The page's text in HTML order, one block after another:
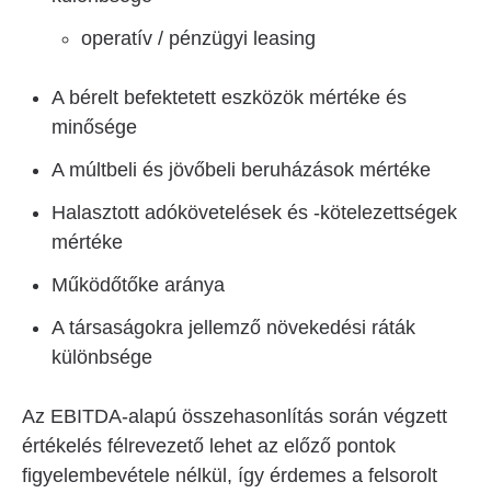
operatív / pénzügyi leasing
A bérelt befektetett eszközök mértéke és
minősége
A múltbeli és jövőbeli beruházások mértéke
Halasztott adókövetelések és -kötelezettségek
mértéke
Működőtőke aránya
A társaságokra jellemző növekedési ráták
különbsége
Az EBITDA-alapú összehasonlítás során végzett
értékelés félrevezető lehet az előző pontok
figyelembevétele nélkül, így érdemes a felsorolt